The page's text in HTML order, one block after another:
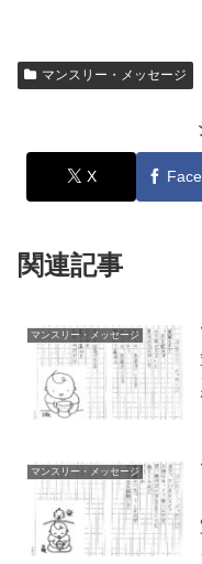
マンスリー・メッセージ
X
関連記事
マンスリー・メッセージ
マンスリー・メッセージ